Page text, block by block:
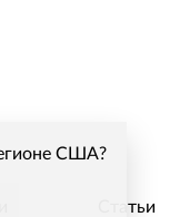
США?
Статьи